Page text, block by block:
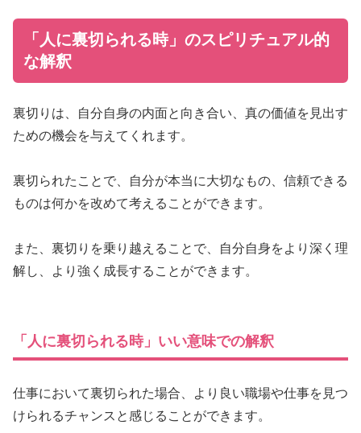
「人に裏切られる時」のスピリチュアル的
な解釈
裏切りは、自分自身の内面と向き合い、真の価値を見出す
ための機会を与えてくれます。
裏切られたことで、自分が本当に大切なもの、信頼できる
ものは何かを改めて考えることができます。
また、裏切りを乗り越えることで、自分自身をより深く理
解し、より強く成長することができます。
「人に裏切られる時」いい意味での解釈
仕事において裏切られた場合、より良い職場や仕事を見つ
けられるチャンスと感じることができます。